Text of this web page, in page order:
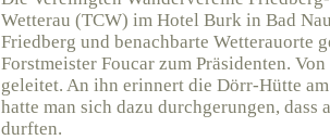
Wetterau (TCW) im Hotel Burk in Bad
Friedberg und benachbarte Wetterauorte
Forstmeister Foucar zum Präsidenten.
geleitet. An ihn erinnert die Dörr-Hütte
hatte man sich dazu durchgerungen, dass
durften.